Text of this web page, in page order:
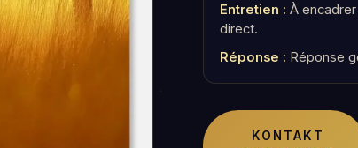
Entretien : À
direct.
Réponse : Réponse
KONTAKT